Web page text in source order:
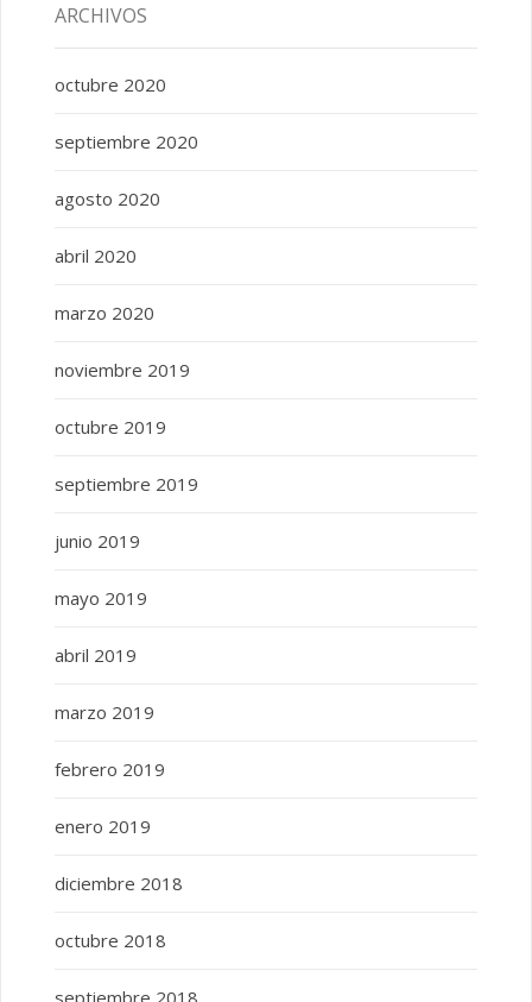
ARCHIVOS
octubre 2020
septiembre 2020
agosto 2020
abril 2020
marzo 2020
noviembre 2019
octubre 2019
septiembre 2019
junio 2019
mayo 2019
abril 2019
marzo 2019
febrero 2019
enero 2019
diciembre 2018
octubre 2018
septiembre 2018